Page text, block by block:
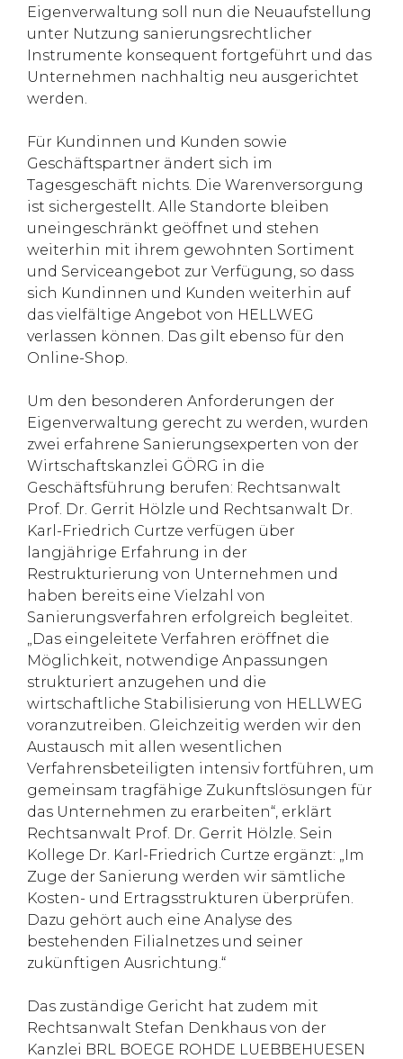
Eigenverwaltung soll nun die Neuaufstellung
unter Nutzung sanierungsrechtlicher
Instrumente konsequent fortgeführt und das
Unternehmen nachhaltig neu ausgerichtet
werden.
Für Kundinnen und Kunden sowie
Geschäftspartner ändert sich im
Tagesgeschäft nichts. Die Warenversorgung
ist sichergestellt. Alle Standorte bleiben
uneingeschränkt geöffnet und stehen
weiterhin mit ihrem gewohnten Sortiment
und Serviceangebot zur Verfügung, so dass
sich Kundinnen und Kunden weiterhin auf
das vielfältige Angebot von HELLWEG
verlassen können. Das gilt ebenso für den
Online-Shop.
Um den besonderen Anforderungen der
Eigenverwaltung gerecht zu werden, wurden
zwei erfahrene Sanierungsexperten von der
Wirtschaftskanzlei GÖRG in die
Geschäftsführung berufen: Rechtsanwalt
Prof. Dr. Gerrit Hölzle und Rechtsanwalt Dr.
Karl-Friedrich Curtze verfügen über
langjährige Erfahrung in der
Restrukturierung von Unternehmen und
haben bereits eine Vielzahl von
Sanierungsverfahren erfolgreich begleitet.
„Das eingeleitete Verfahren eröffnet die
Möglichkeit, notwendige Anpassungen
strukturiert anzugehen und die
wirtschaftliche Stabilisierung von HELLWEG
voranzutreiben. Gleichzeitig werden wir den
Austausch mit allen wesentlichen
Verfahrensbeteiligten intensiv fortführen, um
gemeinsam tragfähige Zukunftslösungen für
das Unternehmen zu erarbeiten“, erklärt
Rechtsanwalt Prof. Dr. Gerrit Hölzle. Sein
Kollege Dr. Karl-Friedrich Curtze ergänzt: „Im
Zuge der Sanierung werden wir sämtliche
Kosten- und Ertragsstrukturen überprüfen.
Dazu gehört auch eine Analyse des
bestehenden Filialnetzes und seiner
zukünftigen Ausrichtung.“
Das zuständige Gericht hat zudem mit
Rechtsanwalt Stefan Denkhaus von der
Kanzlei BRL BOEGE ROHDE LUEBBEHUESEN